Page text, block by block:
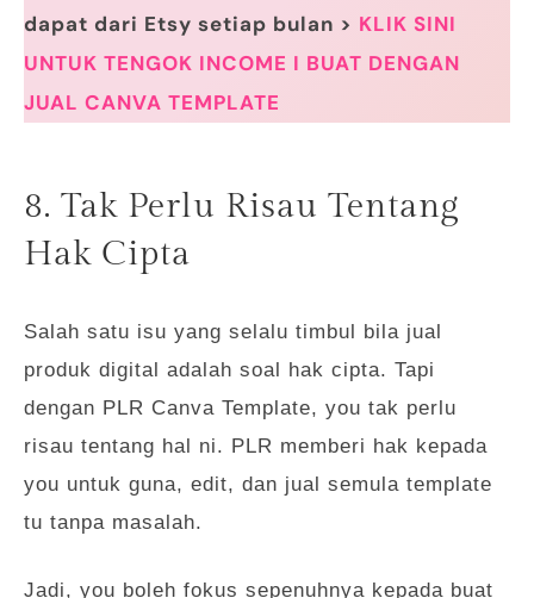
dapat dari Etsy setiap bulan > KLIK SINI
UNTUK TENGOK INCOME I BUAT DENGAN
JUAL CANVA TEMPLATE
8. Tak Perlu Risau Tentang
Hak Cipta
Salah satu isu yang selalu timbul bila jual
produk digital adalah soal hak cipta. Tapi
dengan PLR Canva Template, you tak perlu
risau tentang hal ni. PLR memberi hak kepada
you untuk guna, edit, dan jual semula template
tu tanpa masalah.
Jadi, you boleh fokus sepenuhnya kepada buat